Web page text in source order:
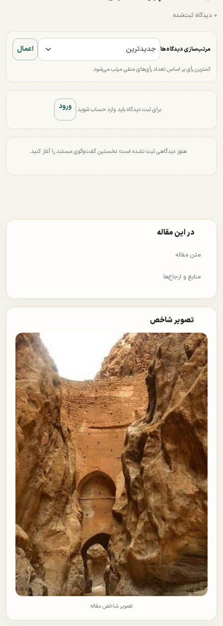
۰ دیدگاه ثبت‌شده
مرتب‌سازی دیدگاه‌ها اعمال
کمترین رأی بر اساس تعداد رأی‌های منفی مرتب می‌شود.
برای ثبت دیدگاه باید وارد حساب شوید. ورود
هنوز دیدگاهی ثبت نشده است؛ نخستین گفت‌وگوی مستند را آغاز کنید.
در این مقاله
متن مقاله
منابع و ارجاع‌ها
تصویر شاخص
تصویر شاخص مقاله